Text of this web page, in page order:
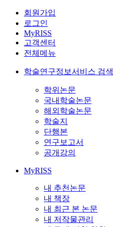
회원가입
로그인
MyRISS
고객센터
전체메뉴
학술연구정보서비스 검색
학위논문
국내학술논문
해외학술논문
학술지
단행본
연구보고서
공개강의
MyRISS
내 추천논문
내 책장
내 최근 본 논문
내 저작물관리